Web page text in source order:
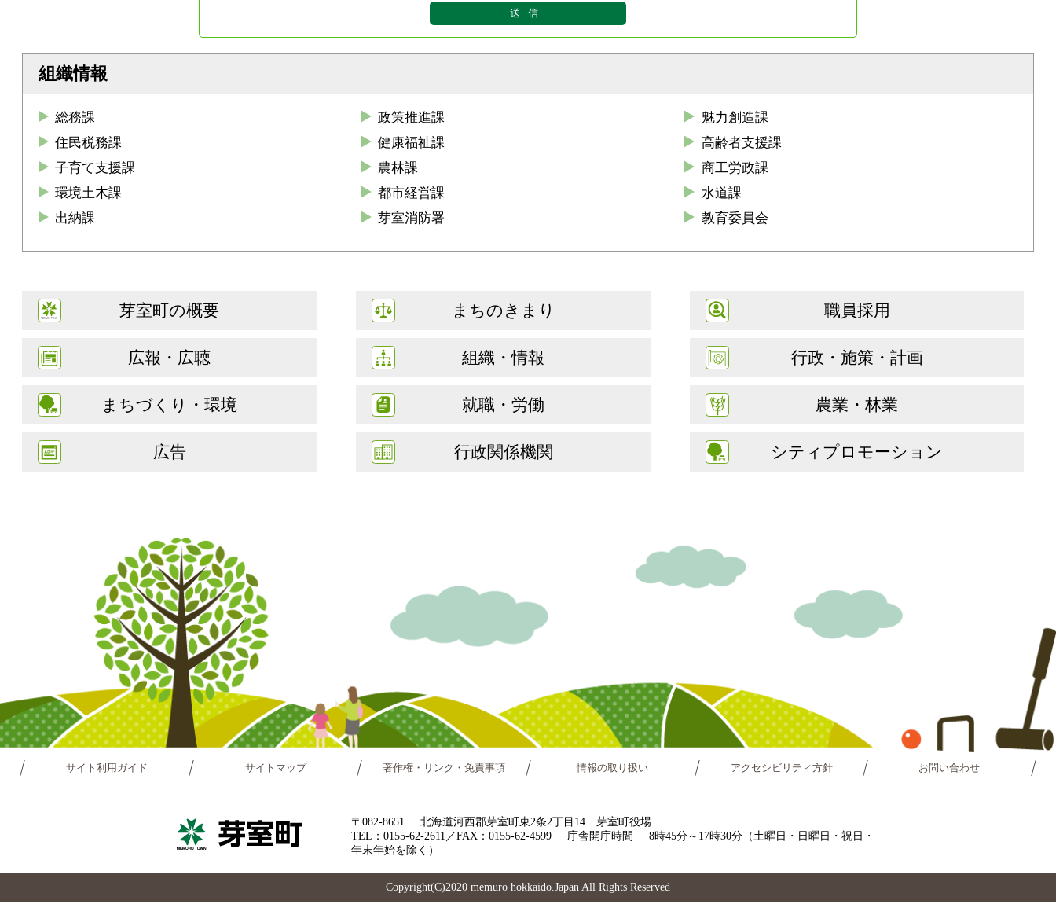
組織情報
総務課 政策推進課
魅力創造課
住民税務課
健康福祉課
高齢者支援課
子育て支援課
農林課
商工労政課
環境土木課
都市経営課
水道課
出納課
芽室消防署 教育委員会
芽室町の概要 まちのきまり 職員採用
広報・広聴 組織・情報 行政・施策・計画
まちづくり・環境 就職・労働 農業・林業
広告 行政関係機関 シティプロモーション
サイト利用ガイド サイトマップ 著作権・リンク・免責事項 情報の取り扱い アクセシビリティ方針 お問い合わせ
〒082-8651
北海道河西郡芽室町東2条2丁目14 芽室町役場
TEL：0155-62-2611／FAX：0155-62-4599
庁舎開庁時間
8時45分～17時30分（土曜日・日曜日・祝日・
年末年始を除く）
Copyright(C)2020 memuro hokkaido.Japan All Rights Reserved